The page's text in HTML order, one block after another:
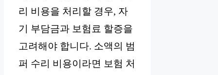
리 비용을 처리할 경우, 자
기 부담금과 보험료 할증을
고려해야 합니다. 소액의 범
퍼 수리 비용이라면 보험 처